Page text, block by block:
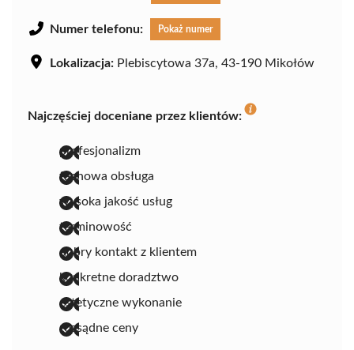
Numer telefonu: Pokaż numer
Lokalizacja: Plebiscytowa 37a, 43-190 Mikołów
Najczęściej doceniane przez klientów:
profesjonalizm
fachowa obsługa
wysoka jakość usług
terminowość
dobry kontakt z klientem
konkretne doradztwo
estetyczne wykonanie
rozsądne ceny